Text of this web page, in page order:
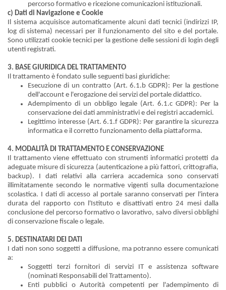
percorso formativo e ricezione comunicazioni istituzionali.
c) Dati di Navigazione e Cookie
Il sistema acquisisce automaticamente alcuni dati tecnici (indirizzi IP,
log di sistema) necessari per il funzionamento del sito e del portale.
Sono utilizzati cookie tecnici per la gestione delle sessioni di login degli
utenti registrati.
3. BASE GIURIDICA DEL TRATTAMENTO
Il trattamento è fondato sulle seguenti basi giuridiche:
Esecuzione di un contratto (Art. 6.1.b GDPR): Per la gestione
dell'account e l'erogazione dei servizi del portale didattico.
Adempimento di un obbligo legale (Art. 6.1.c GDPR): Per la
conservazione dei dati amministrativi e dei registri accademici.
Legittimo interesse (Art. 6.1.f GDPR): Per garantire la sicurezza
informatica e il corretto funzionamento della piattaforma.
4. MODALITÀ DI TRATTAMENTO E CONSERVAZIONE
Il trattamento viene effettuato con strumenti informatici protetti da
adeguate misure di sicurezza (autenticazione a più fattori, crittografia,
backup). I dati relativi alla carriera accademica sono conservati
illimitatamente secondo le normative vigenti sulla documentazione
scolastica. I dati di accesso al portale saranno conservati per l'intera
durata del rapporto con l'Istituto e disattivati entro 24 mesi dalla
conclusione del percorso formativo o lavorativo, salvo diversi obblighi
di conservazione fiscale o legale.
5. DESTINATARI DEI DATI
I dati non sono soggetti a diffusione, ma potranno essere comunicati
a:
Soggetti terzi fornitori di servizi IT e assistenza software
(nominati Responsabili del Trattamento).
Enti pubblici o Autorità competenti per l'adempimento di